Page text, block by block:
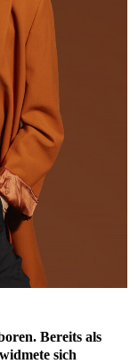
Bereits als
sich